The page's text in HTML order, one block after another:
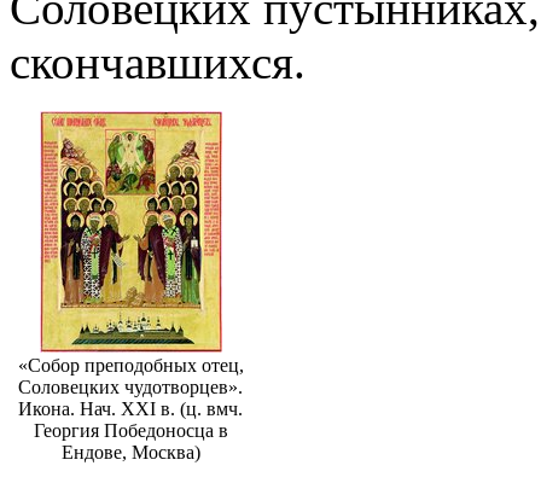
скончавшихся.
«Собор преподобных отец,
Соловецких чудотворцев».
Икона. Нач. XXI в. (ц. вмч.
Георгия Победоносца в
Ендове, Москва)